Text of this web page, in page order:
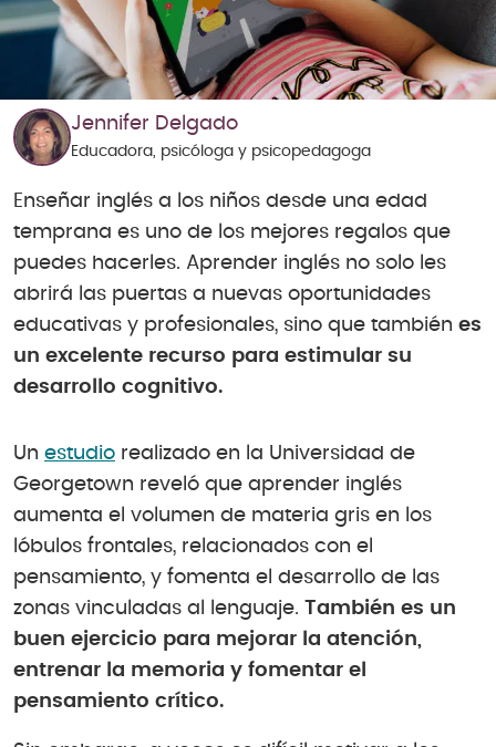
Jennifer Delgado
Educadora, psicóloga y psicopedagoga
Enseñar inglés a los niños desde una edad
temprana es uno de los mejores regalos que
puedes hacerles. Aprender inglés no solo les
abrirá las puertas a nuevas oportunidades
educativas y profesionales, sino que también es
un excelente recurso para estimular su
desarrollo cognitivo.
Un estudio realizado en la Universidad de
Georgetown reveló que aprender inglés
aumenta el volumen de materia gris en los
lóbulos frontales, relacionados con el
pensamiento, y fomenta el desarrollo de las
zonas vinculadas al lenguaje. También es un
buen ejercicio para mejorar la atención,
entrenar la memoria y fomentar el
pensamiento crítico.